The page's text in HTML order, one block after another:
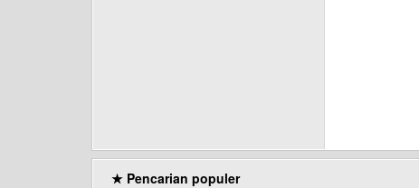
★ Pencarian populer